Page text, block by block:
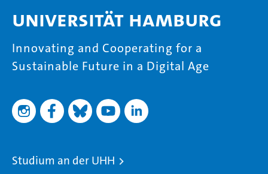
Universität Hamburg
Innovating and Cooperating for a
Sustainable Future in a Digital Age
Studium an der UHH